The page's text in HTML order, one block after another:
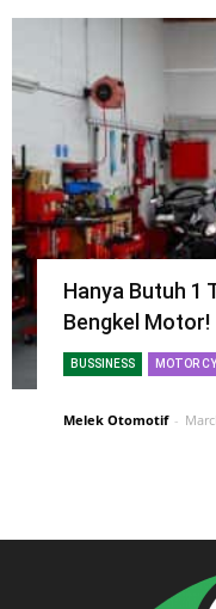
Hanya Butuh 1
Bengkel Motor!
BUSSINESS MOTOR
Melek Otomotif -